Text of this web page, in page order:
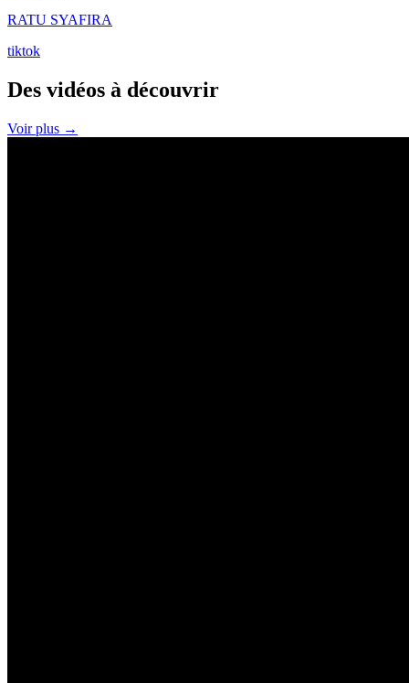
RATU SYAFIRA
tiktok
Des vidéos à découvrir
Voir plus →